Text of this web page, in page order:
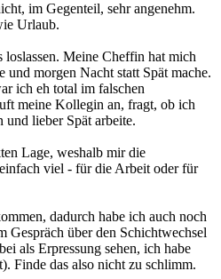
im Gegenteil, sehr angenehm.
Urlaub.
loslassen. Meine Cheffin hat mich
und morgen Nacht statt Spät mache.
ich eh total im falschen
meine Kollegin an, fragt, ob ich
lieber Spät arbeite.
Lage, weshalb mir die
viel - für die Arbeit oder für
dadurch habe ich auch noch
Gespräch über den Schichtwechsel
als Erpressung sehen, ich habe
Finde das also nicht zu schlimm.